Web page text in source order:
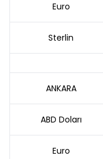
Euro
Sterlin
ANKARA
ABD Doları
Euro